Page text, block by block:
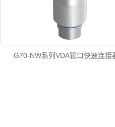
G70-NW系列VDA管口快速连接